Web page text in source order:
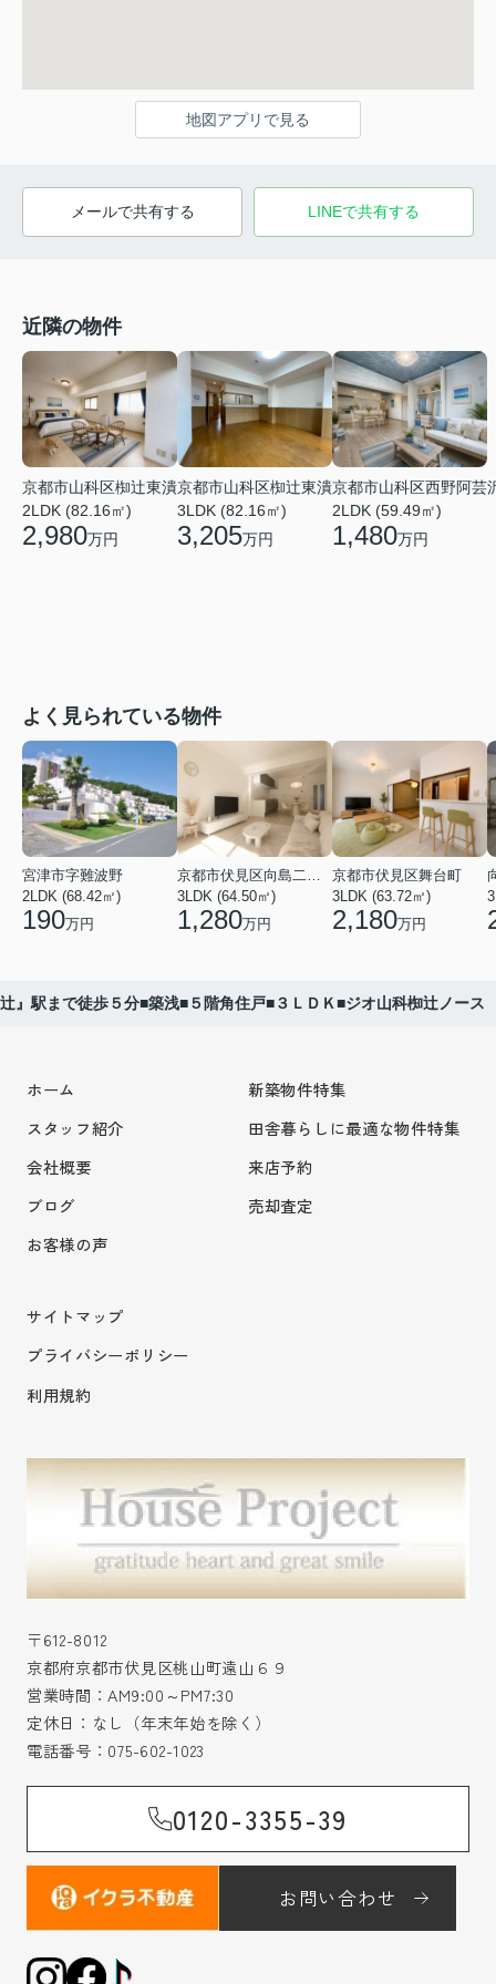
地図アプリで見る
メールで共有する LINEで共有する
近隣の物件
京都市山科区椥辻東潰
2LDK (82.16㎡)
2,980万円
京都市山科区椥辻東潰
3LDK (82.16㎡)
3,205万円
京都市山科区西野阿芸
2LDK (59.49㎡)
1,480万円
よく見られている物件
宮津市字難波野
2LDK (68.42㎡)
190万円
京都市伏見区向島二ノ丸町
3LDK (64.50㎡)
1,280万円
京都市伏見区舞台町
3LDK (63.72㎡)
2,180万円
』駅まで徒歩５分■築浅■５階角住戸■３ＬＤＫ■ジオ山科椥辻ノース
ホーム
スタッフ紹介
会社概要
ブログ
お客様の声
新築物件特集
田舎暮らしに最適な物件特集
来店予約
売却査定
サイトマップ
プライバシーポリシー
利用規約
〒612-8012
京都府京都市伏見区桃山町遠山６９
営業時間：AM9:00～PM7:30
定休日：なし（年末年始を除く）
電話番号： 075-602-1023
0120-3355-39
お問い合わせ